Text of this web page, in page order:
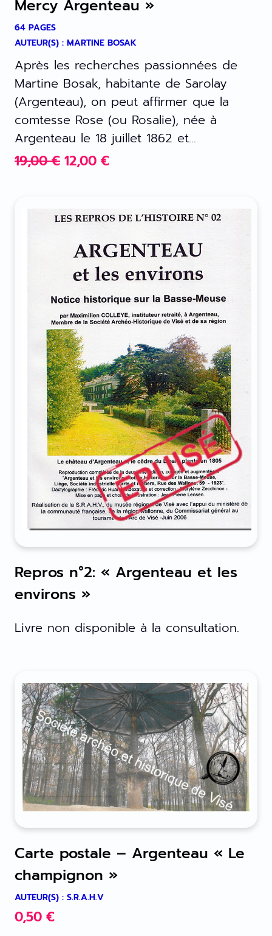
Mercy Argenteau »
64 PAGES
AUTEUR(S) : MARTINE BOSAK
Après les recherches passionnées de
Martine Bosak, habitante de Sarolay
(Argenteau), on peut affirmer que la
comtesse Rose (ou Rosalie), née à
Argenteau le 18 juillet 1862 et...
19,00€ LE
19,00 €.
12,00 €LE
12,00 €.
Repros n°2: « Argenteau et les
environs »
Livre non disponible à la consultation.
Carte postale – Argenteau « Le
champignon »
AUTEUR(S) : S.R.A.H.V
0,50 €